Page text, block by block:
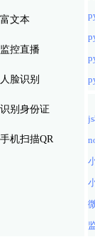
富文本
监控直播
人脸识别
识别身份证
手机扫描QR